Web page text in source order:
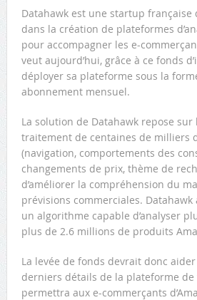
Datahawk est une startup française
dans la création de plateformes
pour accompagner les e-
veut aujourd’hui, grâce à ce fonds
déployer sa plateforme sous la
abonnement mensuel.
La solution de Datahawk repose sur
traitement de centaines de milliers
(navigation, comportements des
changements de prix, thème de
d’améliorer la compréhension du
prévisions commerciales.
un algorithme capable d’analyser
plus de 2.6 millions de produits
La levée de fonds devrait donc
derniers détails de la plateforme
permettra aux e-commerçants